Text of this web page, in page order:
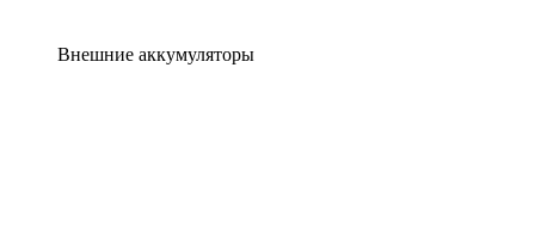
Внешние аккумуляторы